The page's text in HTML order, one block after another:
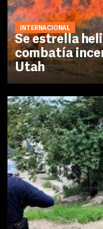
INTERNACIONAL
Se estrella
combatía
Utah